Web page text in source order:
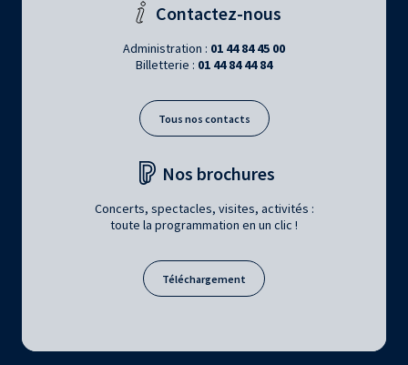
Contactez-nous
Administration : 01 44 84 45 00
Billetterie : 01 44 84 44 84
Tous nos contacts
Nos brochures
Concerts, spectacles, visites, activités :
toute la programmation en un clic !
Téléchargement